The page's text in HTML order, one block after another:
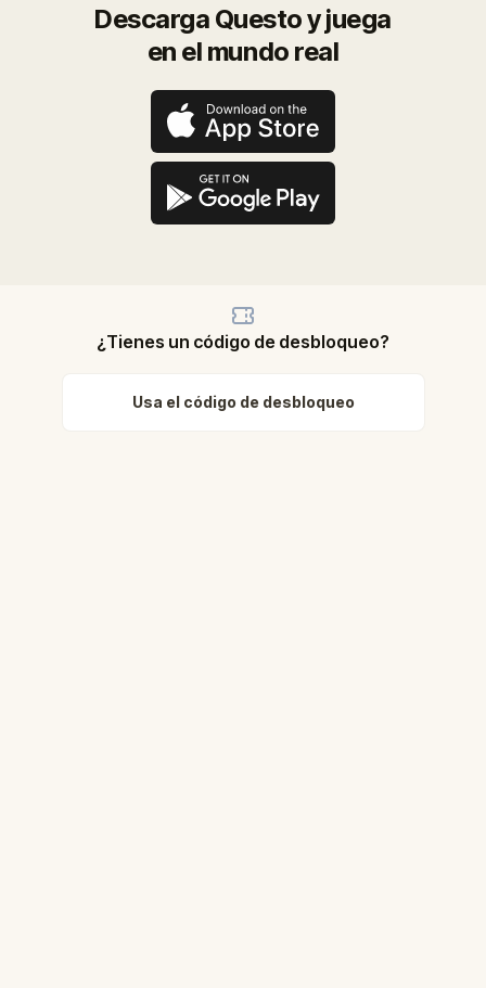
Descarga Questo y juega
en el mundo real
¿Tienes un código de desbloqueo?
Usa el código de desbloqueo